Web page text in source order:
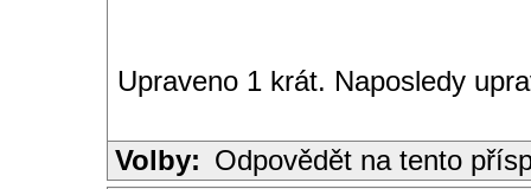
Upraveno 1 krát. Naposledy
Volby: Odpovědět na tento